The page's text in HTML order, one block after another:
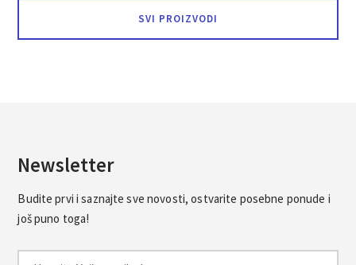
SVI PROIZVODI
Newsletter
Budite prvi i saznajte sve novosti, ostvarite posebne ponude i
još puno toga!